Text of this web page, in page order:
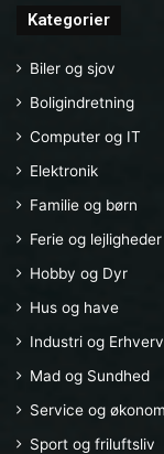
Kategorier
Biler og sjov
Boligindretning
Computer og IT
Elektronik
Familie og børn
Ferie og lejligheder
Hobby og Dyr
Hus og have
Industri og Erhverv
Mad og Sundhed
Service og
Sport og friluftsliv